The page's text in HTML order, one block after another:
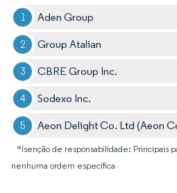
Aden Group
Group Atalian
CBRE Group Inc.
Sodexo Inc.
Aeon Delight Co. Ltd (Aeon
*Isenção de responsabilidade: Principais
nenhuma ordem específica